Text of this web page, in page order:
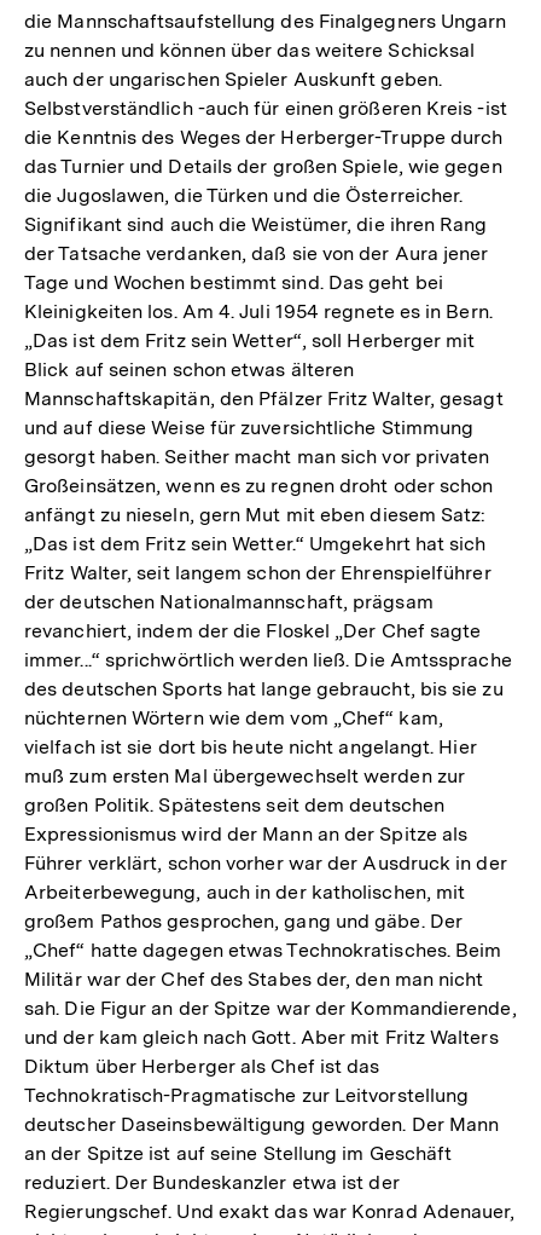
die Mannschaftsaufstellung des Finalgegners Ungarn
zu nennen und können über das weitere Schicksal
auch der ungarischen Spieler Auskunft geben.
Selbstverständlich -auch für einen größeren Kreis -ist
die Kenntnis des Weges der Herberger-Truppe durch
das Turnier und Details der großen Spiele, wie gegen
die Jugoslawen, die Türken und die Österreicher.
Signifikant sind auch die Weistümer, die ihren Rang
der Tatsache verdanken, daß sie von der Aura jener
Tage und Wochen bestimmt sind. Das geht bei
Kleinigkeiten los. Am 4. Juli 1954 regnete es in Bern.
„Das ist dem Fritz sein Wetter“, soll Herberger mit
Blick auf seinen schon etwas älteren
Mannschaftskapitän, den Pfälzer Fritz Walter, gesagt
und auf diese Weise für zuversichtliche Stimmung
gesorgt haben. Seither macht man sich vor privaten
Großeinsätzen, wenn es zu regnen droht oder schon
anfängt zu nieseln, gern Mut mit eben diesem Satz:
„Das ist dem Fritz sein Wetter.“ Umgekehrt hat sich
Fritz Walter, seit langem schon der Ehrenspielführer
der deutschen Nationalmannschaft, prägsam
revanchiert, indem der die Floskel „Der Chef sagte
immer...“ sprichwörtlich werden ließ. Die Amtssprache
des deutschen Sports hat lange gebraucht, bis sie zu
nüchternen Wörtern wie dem vom „Chef“ kam,
vielfach ist sie dort bis heute nicht angelangt. Hier
muß zum ersten Mal übergewechselt werden zur
großen Politik. Spätestens seit dem deutschen
Expressionismus wird der Mann an der Spitze als
Führer verklärt, schon vorher war der Ausdruck in der
Arbeiterbewegung, auch in der katholischen, mit
großem Pathos gesprochen, gang und gäbe. Der
„Chef“ hatte dagegen etwas Technokratisches. Beim
Militär war der Chef des Stabes der, den man nicht
sah. Die Figur an der Spitze war der Kommandierende,
und der kam gleich nach Gott. Aber mit Fritz Walters
Diktum über Herberger als Chef ist das
Technokratisch-Pragmatische zur Leitvorstellung
deutscher Daseinsbewältigung geworden. Der Mann
an der Spitze ist auf seine Stellung im Geschäft
reduziert. Der Bundeskanzler etwa ist der
Regierungschef. Und exakt das war Konrad Adenauer,